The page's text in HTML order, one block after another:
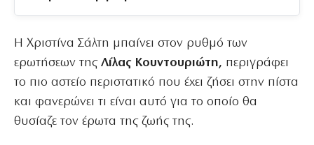
Η Χριστίνα Σάλτη μπαίνει στον ρυθμό των
ερωτήσεων της Λίλας Κουντουριώτη, περιγράφει
το πιο αστείο περιστατικό που έχει ζήσει στην πίστα
και φανερώνει τι είναι αυτό για το οποίο θα
θυσίαζε τον έρωτα της ζωής της.